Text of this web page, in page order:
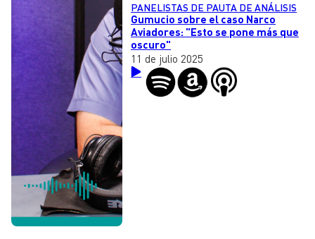
PANELISTAS DE PAUTA DE ANÁLISIS
Gumucio sobre el caso Narco
Aviadores: "Esto se pone más que
oscuro"
11 de julio 2025